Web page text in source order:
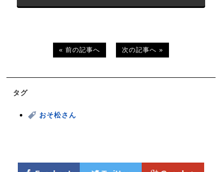
« 前の記事へ 次の記事へ »
タグ
おそ松さん